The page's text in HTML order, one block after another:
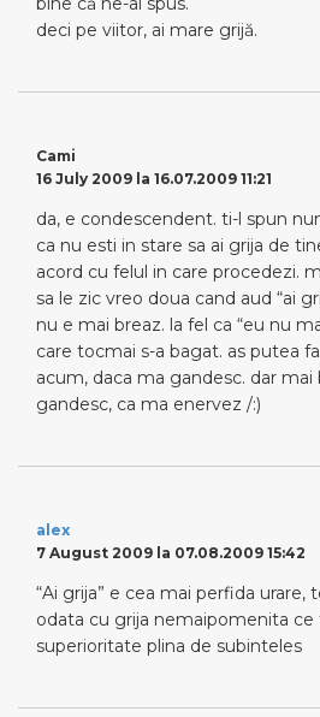
deci pe viitor, ai mare grijă.
Cami
16 July 2009 la 16.07.2009 11:21
da, e condescendent. ti-l spun
ca nu esti in stare sa ai grija de
acord cu felul in care procedezi.
sa le zic vreo doua cand aud “ai
nu e mai breaz. la fel ca “eu nu
care tocmai s-a bagat. as putea
acum, daca ma gandesc. dar
gandesc, ca ma enervez /:)
alex
7 August 2009 la 07.08.2009 15:42
“Ai grija” e cea mai perfida urare,
odata cu grija nemaipomenita ce
superioritate plina de subinteles